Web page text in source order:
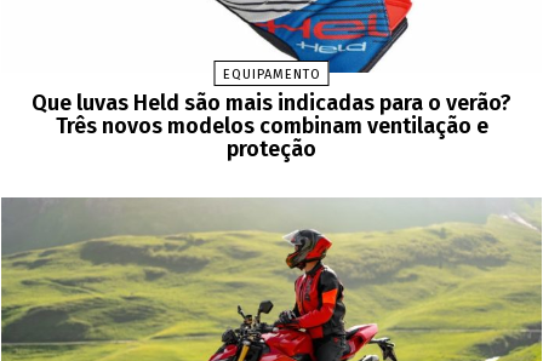
EQUIPAMENTO
Que luvas Held são mais indicadas para o verão?
Três novos modelos combinam ventilação e
proteção